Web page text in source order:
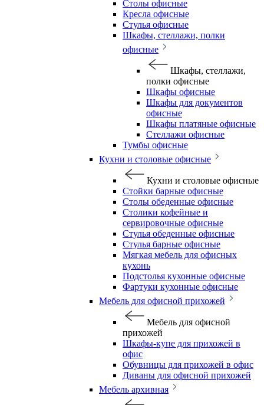
Столы офисные
Кресла офисные
Стулья офисные
Шкафы, стеллажи, полки
офисные
Шкафы, стеллажи,
полки офисные
Шкафы офисные
Шкафы для документов
офисные
Шкафы платяные офисные
Стеллажи офисные
Тумбы офисные
Кухни и столовые офисные
Кухни и столовые офисные
Стойки барные офисные
Столы обеденные офисные
Столики кофейные и
сервировочные офисные
Стулья обеденные офисные
Стулья барные офисные
Мягкая мебель для офисных
кухонь
Подстолья кухонные офисные
Фартуки кухонные офисные
Мебель для офисной прихожей
Мебель для офисной
прихожей
Шкафы-купе для прихожей в
офис
Обувницы для прихожей в офис
Диваны для офисной прихожей
Мебель архивная